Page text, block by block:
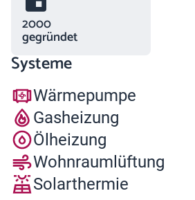
2000
gegründet
Systeme
Wärmepumpe
Gasheizung
Ölheizung
Wohnraumlüftung
Solarthermie